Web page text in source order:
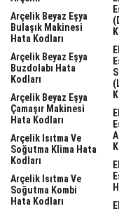
Arçelik Beyaz Eşya
Bulaşık Makinesi
Hata Kodları
Arçelik Beyaz Eşya
Buzdolabı Hata
Kodları
Arçelik Beyaz Eşya
Çamaşır Makinesi
Hata Kodları
Arçelik Isıtma Ve
Soğutma Klima Hata
Kodları
Arçelik Isıtma Ve
Soğutma Kombi
Hata Kodları